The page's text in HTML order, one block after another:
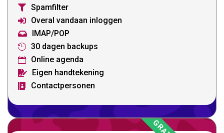
 Spamfilter
 Overal vandaan inloggen
 IMAP/POP
 30 dagen backups
 Online agenda
 Eigen handtekening
 Contactpersonen